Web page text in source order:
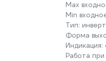
Max
Min
Тип:
Форма
Индикация:
Работа